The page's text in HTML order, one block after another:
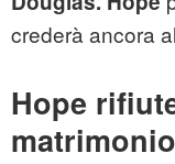
crederà ancora
Hope